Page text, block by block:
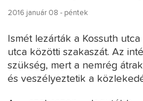
2016 január 08 - péntek
Ismét lezárták a Kossuth
utca közötti szakaszát. Az
szükség, mert a nemrég
és veszélyeztetik a